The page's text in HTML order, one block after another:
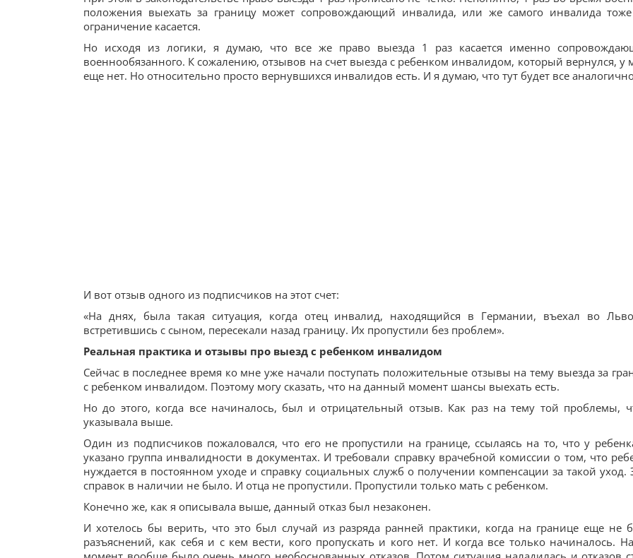
положения выехать за границу может сопровождающий инвалида, или же самого инвалида
ограничение касается.
Но исходя из логики, я думаю, что все же право выезда 1 раз касается именно
военнообязанного. К сожалению, отзывов на счет выезда с ребенком инвалидом, который вернулся, у
еще нет. Но относительно просто вернувшихся инвалидов есть. И я думаю, что тут будет все
И вот отзыв одного из подписчиков на этот счет:
«На днях, была такая ситуация, когда отец инвалид, находящийся в Германии, въехал во
встретившись с сыном, пересекали назад границу. Их пропустили без проблем».
Реальная практика и отзывы про выезд с ребенком инвалидом
Сейчас в последнее время ко мне уже начали поступать положительные отзывы на тему выезда за
с ребенком инвалидом. Поэтому могу сказать, что на данный момент шансы выехать есть.
Но до этого, когда все начиналось, был и отрицательный отзыв. Как раз на тему той проблемы,
указывала выше.
Один из подписчиков пожаловался, что его не пропустили на границе, ссылаясь на то, что у
указано группа инвалидности в документах. И требовали справку врачебной комиссии о том, что
нуждается в постоянном уходе и справку социальных служб о получении компенсации за такой уход.
справок в наличии не было. И отца не пропустили. Пропустили только мать с ребенком.
Конечно же, как я описывала выше, данный отказ был незаконен.
И хотелось бы верить, что это был случай из разряда ранней практики, когда на границе еще не
разъяснений, как себя и с кем вести, кого пропускать и кого нет. И когда все только начиналось.